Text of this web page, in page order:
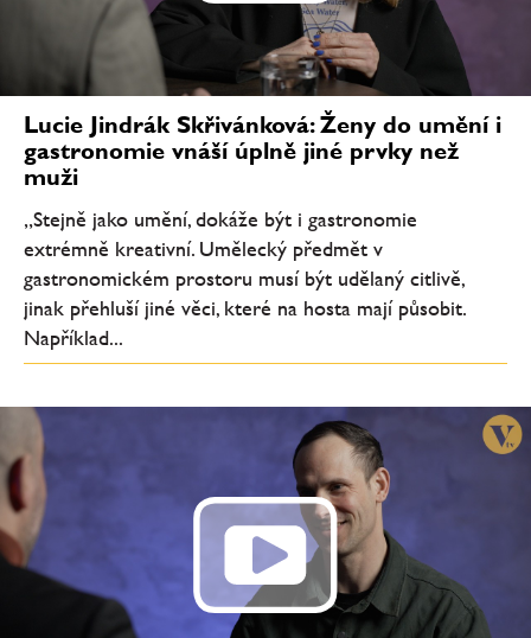
Lucie Jindrák Skřivánková: Ženy do umění i
gastronomie vnáší úplně jiné prvky než
muži
„Stejně jako umění, dokáže být i gastronomie
extrémně kreativní. Umělecký předmět v
gastronomickém prostoru musí být udělaný citlivě,
jinak přehluší jiné věci, které na hosta mají působit.
Například...